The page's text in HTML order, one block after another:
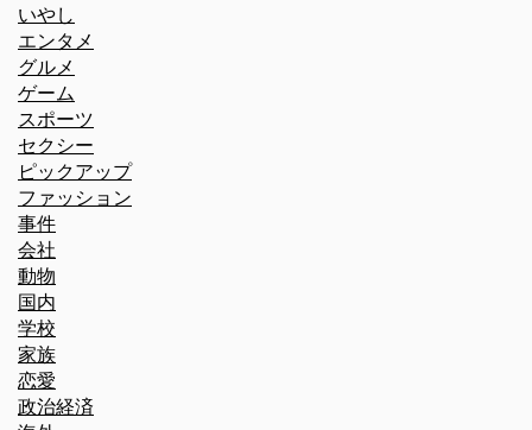
いやし
エンタメ
グルメ
ゲーム
スポーツ
セクシー
ピックアップ
ファッション
事件
会社
動物
国内
学校
家族
恋愛
政治経済